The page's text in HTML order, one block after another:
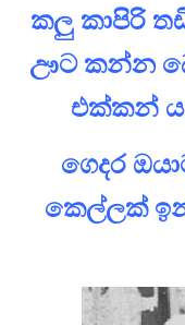
කලු කාපිරි
ඌට කන්න
ගෙදර
කෙල්ලක්